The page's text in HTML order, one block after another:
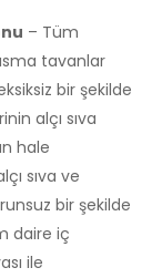
– Tüm
tavanlar
bir şekilde
alçı sıva
hale
sıva ve
bir şekilde
daire iç
ile